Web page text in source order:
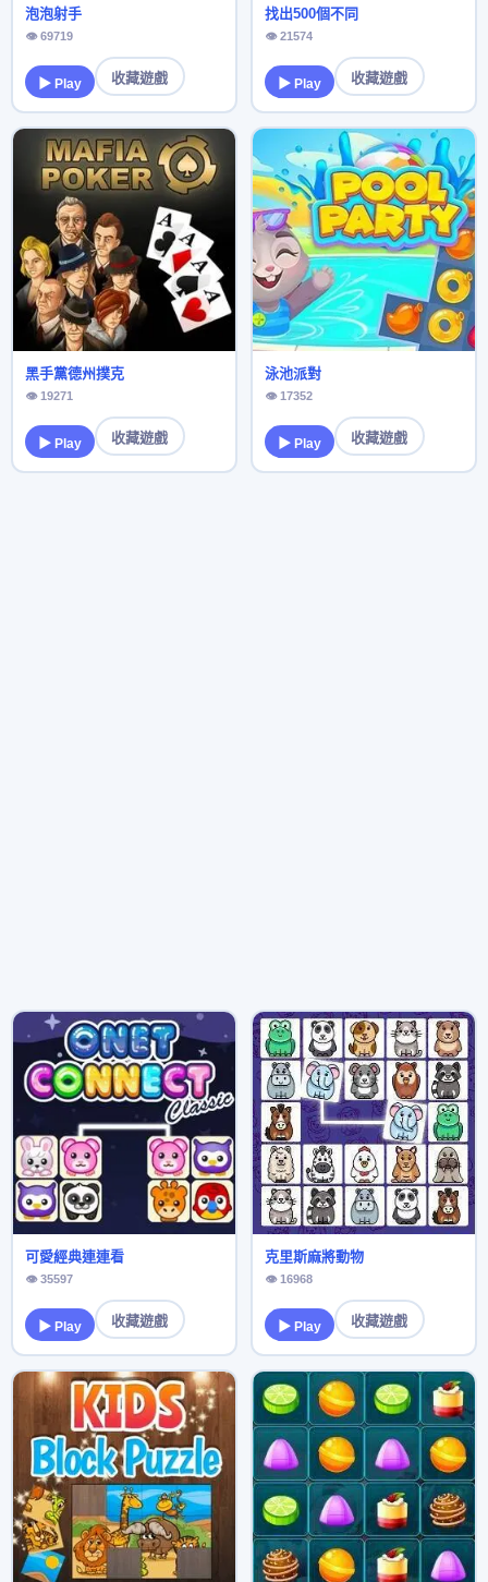
泡泡射手
👁 69719
▶ Play 收藏遊戲
找出500個不同
👁 21574
▶ Play 收藏遊戲
黑手黨德州撲克
👁 19271
▶ Play 收藏遊戲
泳池派對
👁 17352
▶ Play 收藏遊戲
可愛經典連連看
👁 35597
▶ Play 收藏遊戲
克里斯麻將動物
👁 16968
▶ Play 收藏遊戲